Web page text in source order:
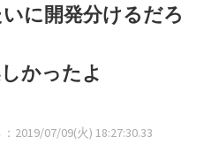
に開発分けるだろ
かったよ
：2019/07/09(火) 18:27:30.33